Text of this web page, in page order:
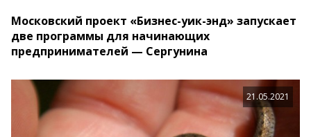
Московский проект «Бизнес-уик-энд» запускает
две программы для начинающих
предпринимателей — Сергунина
21.05.2021